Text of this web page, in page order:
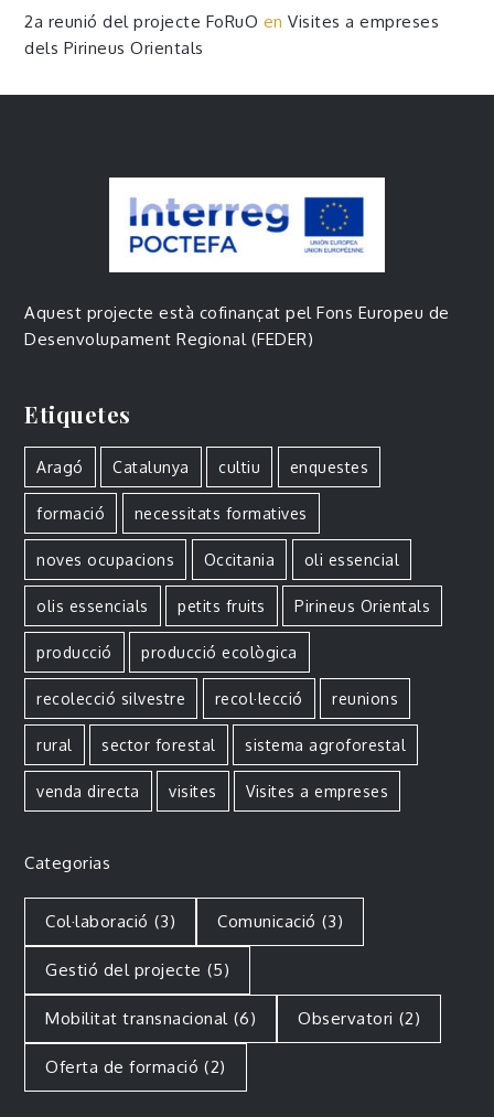
2a reunió del projecte FoRuO enVisites a empreses
dels Pirineus Orientals
Aquest projecte està cofinançat pel Fons Europeu de
Desenvolupament Regional (FEDER)
Etiquetes
Aragó Catalunya cultiu enquestes
formació necessitats formatives
noves ocupacions Occitania oli essencial
olis essencials petits fruits Pirineus Orientals
producció producció ecològica
recolecció silvestre recol·lecció reunions
rural sector forestal sistema agroforestal
venda directa visites Visites a empreses
Categorias
Col·laboració (3) Comunicació (3)
Gestió del projecte (5)
Mobilitat transnacional (6) Observatori (2)
Oferta de formació (2)